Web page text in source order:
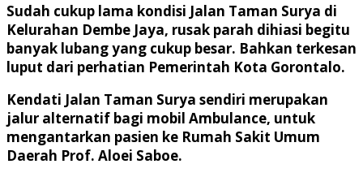
Sudah cukup lama kondisi Jalan Taman Surya di
Kelurahan Dembe Jaya, rusak parah dihiasi begitu
banyak lubang yang cukup besar. Bahkan terkesan
luput dari perhatian Pemerintah Kota Gorontalo.
Kendati Jalan Taman Surya sendiri merupakan
jalur alternatif bagi mobil Ambulance, untuk
mengantarkan pasien ke Rumah Sakit Umum
Daerah Prof. Aloei Saboe.